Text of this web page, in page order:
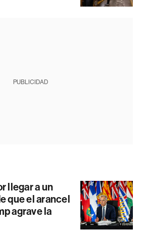
PUBLICIDAD
llegar a un
que el arancel
agrave la